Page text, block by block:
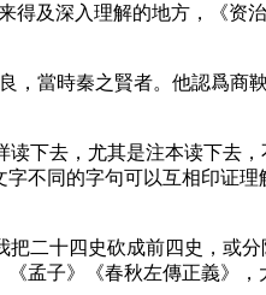
及深入理解的地方，《资
，當時秦之賢者。他認爲商
下去，尤其是注本读下去
不同的字句可以互相印证
二十四史砍成前四史，或
孟子》《春秋左傳正義》，